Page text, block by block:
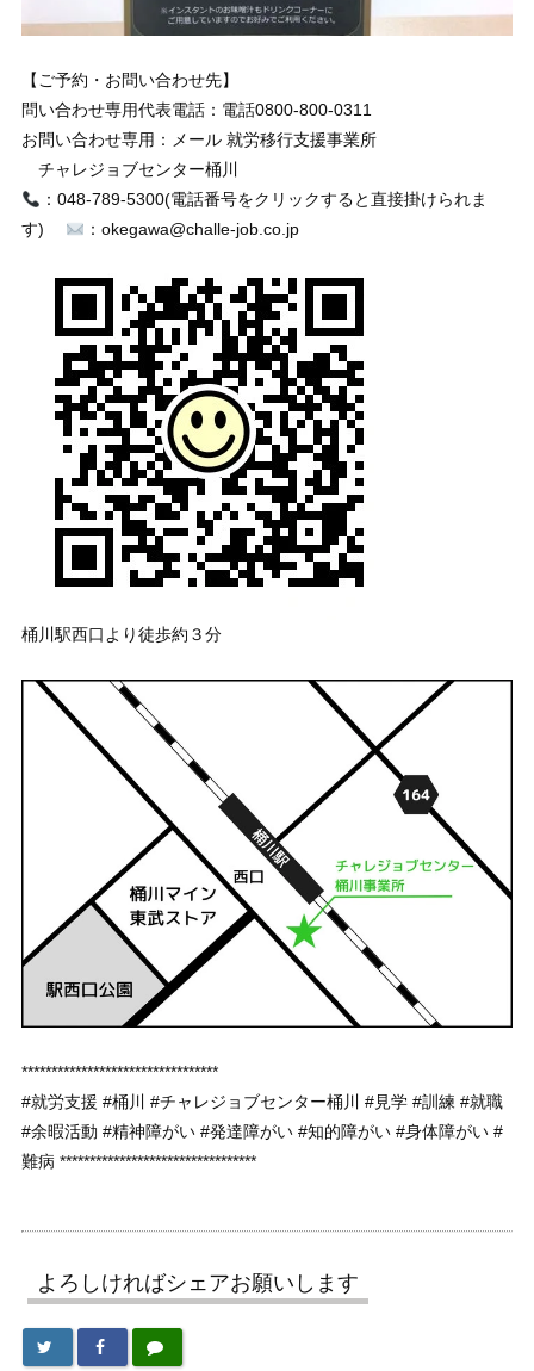
【ご予約・お問い合わせ先】
問い合わせ専用代表電話：電話0800-800-0311
お問い合わせ専用：メール就労移行支援事業所
チャレジョブセンター桶川
：048-789-5300(電話番号をクリックすると直接掛けられま
す)
：okegawa@challe-job.co.jp
桶川駅西口より徒歩約３分
*********************************
#就労支援 #桶川 #チャレジョブセンター桶川 #見学 #訓練 #就職
#余暇活動 #精神障がい #発達障がい #知的障がい #身体障がい #
難病 *********************************
よろしければシェアお願いします